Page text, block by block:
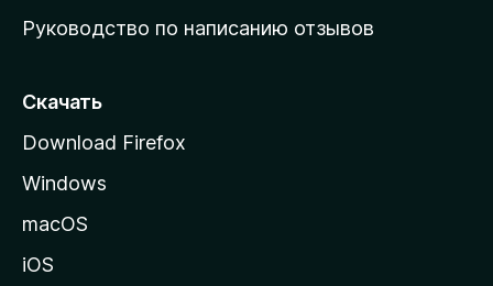
ю
т
а
н
у
Руководство по написанию отзывов
Скачать
Download Firefox
Windows
macOS
iOS